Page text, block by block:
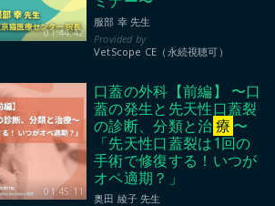
01:44:42
服部 幸 先生
VetScope CE（永続視聴可）
01:45:11
口蓋の外科【前編】 〜口
蓋の発生と先天性口蓋裂
の診断、分類と治療 〜
「先天性口蓋裂は1回の
手術で修復する！いつが
オペ適期？」
奥田 綾子 先生